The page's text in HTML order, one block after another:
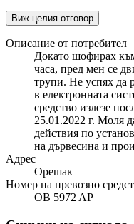
Виж целия отговор
Описание от потребител
Докато шофирах
часа, пред мен се
трупи. Не успях да
в електронната
средство излезе
25.01.2022 г. Моля
действия по
на дървесина и
Адрес
Орешак
Номер на превозно
OB 5972 AР